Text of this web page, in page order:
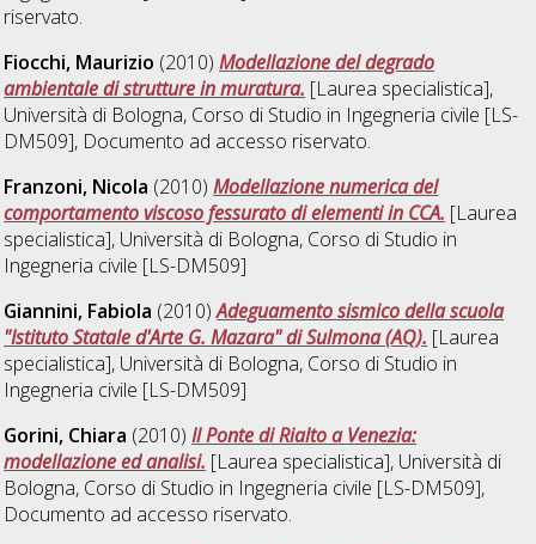
riservato.
Fiocchi, Maurizio (2010)Modellazione del degrado
ambientale di strutture in muratura. [Laurea specialistica],
Università di Bologna, Corso di Studio in Ingegneria civile [LS-
DM509], Documento ad accesso riservato.
Franzoni, Nicola (2010)Modellazione numerica del
comportamento viscoso fessurato di elementi in CCA. [Laurea
specialistica], Università di Bologna, Corso di Studio in
Ingegneria civile [LS-DM509]
Giannini, Fabiola (2010)Adeguamento sismico della scuola
"Istituto Statale d'Arte G. Mazara" di Sulmona (AQ). [Laurea
specialistica], Università di Bologna, Corso di Studio in
Ingegneria civile [LS-DM509]
Gorini, Chiara (2010)Il Ponte di Rialto a Venezia:
modellazione ed analisi. [Laurea specialistica], Università di
Bologna, Corso di Studio in Ingegneria civile [LS-DM509],
Documento ad accesso riservato.